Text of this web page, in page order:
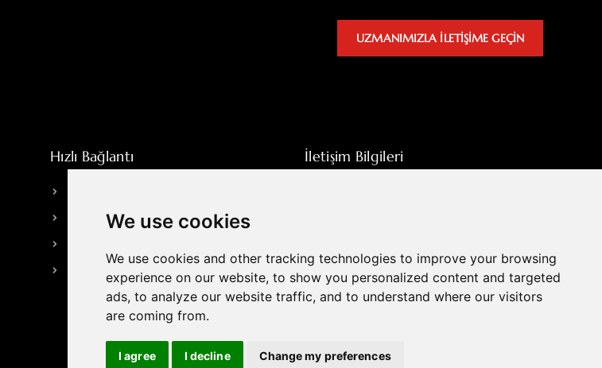
We use cookies
We use cookies and other tracking technologies to improve your browsing
experience on our website, to show you personalized content and targeted
ads, to analyze our website traffic, and to understand where our visitors
are coming from.
I agree I decline Change my preferences
UZMANIMIZLA ILETIŞIME GEÇIN
Hızlı Bağlantı
Fabrikamız
İletişim Bilgileri
Tianheba RD, Shunde Bölgesi, Foshan,
Guangdong Eyaleti, Çin